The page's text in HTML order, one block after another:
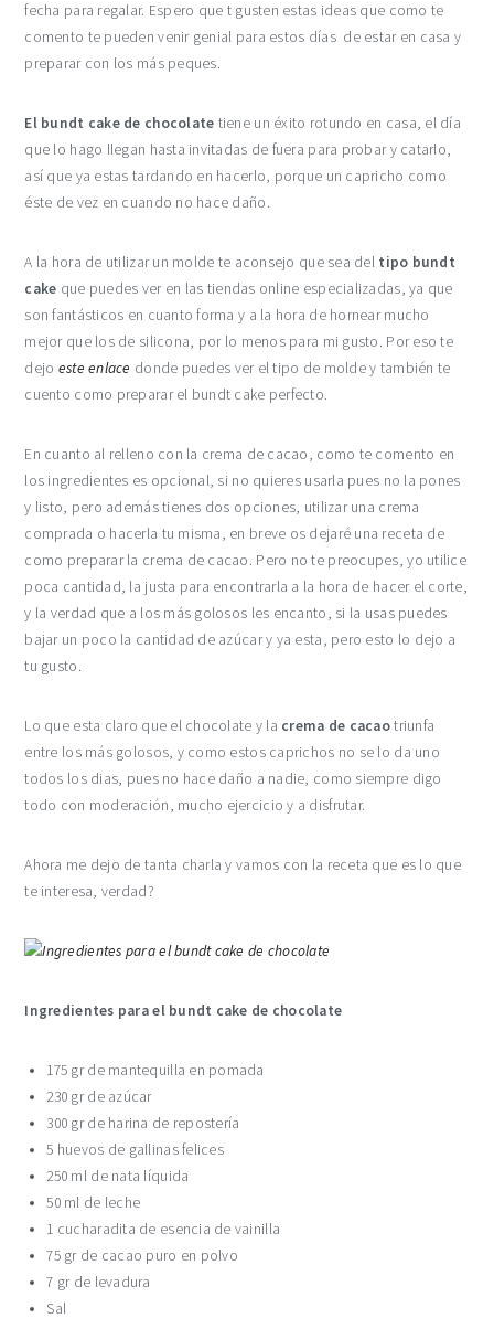
fecha para regalar. Espero que t gusten estas ideas que como te
comento te pueden venir genial para estos días de estar en casa y
preparar con los más peques.
El bundt cake de chocolate tiene un éxito rotundo en casa, el día
que lo hago llegan hasta invitadas de fuera para probar y catarlo,
así que ya estas tardando en hacerlo, porque un capricho como
éste de vez en cuando no hace daño.
A la hora de utilizar un molde te aconsejo que sea del tipo bundt
cake que puedes ver en las tiendas online especializadas, ya que
son fantásticos en cuanto forma y a la hora de hornear mucho
mejor que los de silicona, por lo menos para mi gusto. Por eso te
dejo este enlace donde puedes ver el tipo de molde y también te
cuento como preparar el bundt cake perfecto.
En cuanto al relleno con la crema de cacao, como te comento en
los ingredientes es opcional, si no quieres usarla pues no la pones
y listo, pero además tienes dos opciones, utilizar una crema
comprada o hacerla tu misma, en breve os dejaré una receta de
como preparar la crema de cacao. Pero no te preocupes, yo utilice
poca cantidad, la justa para encontrarla a la hora de hacer el corte,
y la verdad que a los más golosos les encanto, si la usas puedes
bajar un poco la cantidad de azúcar y ya esta, pero esto lo dejo a
tu gusto.
Lo que esta claro que el chocolate y la crema de cacaotriunfa
entre los más golosos, y como estos caprichos no se lo da uno
todos los dias, pues no hace daño a nadie, como siempre digo
todo con moderación, mucho ejercicio y a disfrutar.
Ahora me dejo de tanta charla y vamos con la receta que es lo que
te interesa, verdad?
Ingredientes para el bundt cake de chocolate
175 gr de mantequilla en pomada
230 gr de azúcar
300 gr de harina de repostería
5 huevos de gallinas felices
250 ml de nata líquida
50 ml de leche
1 cucharadita de esencia de vainilla
75 gr de cacao puro en polvo
7 gr de levadura
Sal